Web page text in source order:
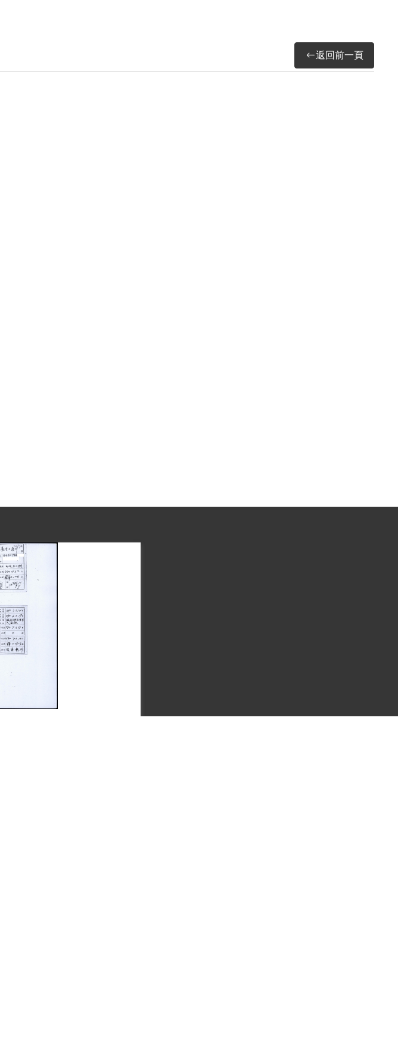
報告，請求轉呈蔣介石，報告中陳述審訊過程的不法與亂判，力陳郭明
房的責任，自己絕不可能介紹他去送死，懇求鈞座「千萬不要冤枉他們
號，以「前情經軍事檢察官偵查，以其參加組織復吸收黨徒，為匪宣傳
在第三隊，也是第一批被送到綠島。在綠島期間，因爆發「臺灣民主
返回前一頁